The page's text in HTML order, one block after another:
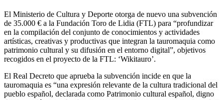
El Ministerio de Cultura y Deporte otorga de nuevo una subvención
de 35.000 € a la Fundación Toro de Lidia (FTL) para “profundizar
en la compilación del conjunto de conocimientos y actividades
artísticas, creativas y productivas que integran la tauromaquia como
patrimonio cultural y su difusión en el entorno digital”, objetivos
recogidos en el proyecto de la FTL: ‘Wikitauro’.
El Real Decreto que aprueba la subvención incide en que la
tauromaquia es “una expresión relevante de la cultura tradicional del
pueblo español, declarada como Patrimonio cultural español, digno